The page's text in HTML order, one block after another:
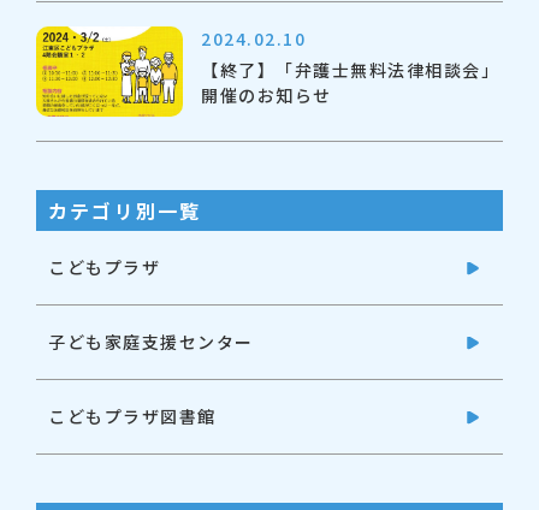
2024.02.10
【終了】「弁護士無料法律相談会」
開催のお知らせ
カテゴリ別一覧
こどもプラザ
子ども家庭支援センター
こどもプラザ図書館